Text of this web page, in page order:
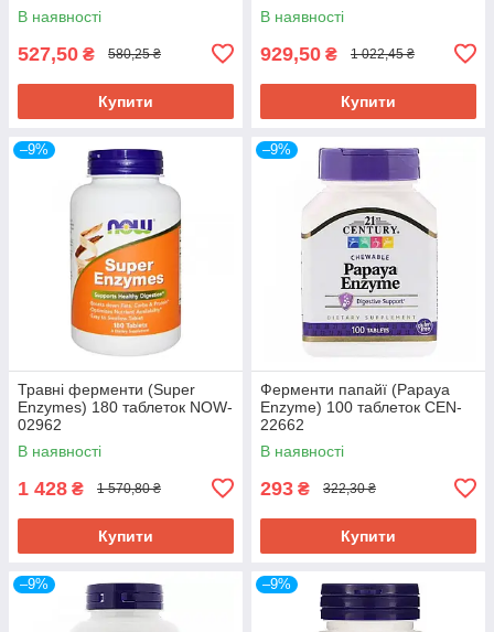
В наявності
527,50 ₴ 580,25 ₴
Купити
В наявності
929,50 ₴ 1 022,45 ₴
Купити
–9%
Травні ферменти (Super
Enzymes) 180 таблеток NOW-
02962
В наявності
1 428 ₴ 1 570,80 ₴
Купити
–9%
Ферменти папайї (Papaya
Enzyme) 100 таблеток CEN-
22662
В наявності
293 ₴ 322,30 ₴
Купити
–9% –9%